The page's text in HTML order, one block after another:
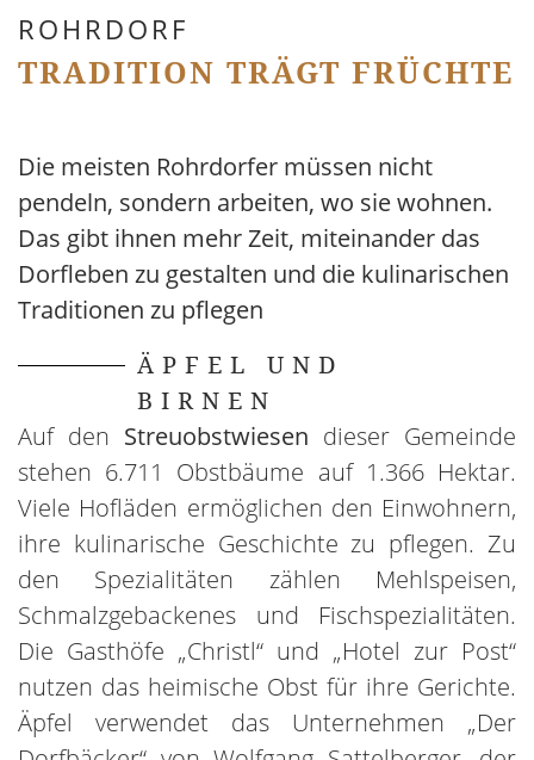
ROHRDORF
TRADITION TRÄGT FRÜCHTE
Die meisten Rohrdorfer müssen nicht
pendeln, sondern arbeiten, wo sie wohnen.
Das gibt ihnen mehr Zeit, miteinander das
Dorfleben zu gestalten und die kulinarischen
Traditionen zu pflegen
ÄPFEL UND
BIRNEN
Auf den Streuobstwiesen dieser Gemeinde
stehen 6.711 Obstbäume auf 1.366 Hektar.
Viele Hofläden ermöglichen den Einwohnern,
ihre kulinarische Geschichte zu pflegen. Zu
den Spezialitäten zählen Mehlspeisen,
Schmalzgebackenes und Fischspezialitäten.
Die Gasthöfe „Christl“ und „Hotel zur Post“
nutzen das heimische Obst für ihre Gerichte.
Äpfel verwendet das Unternehmen „Der